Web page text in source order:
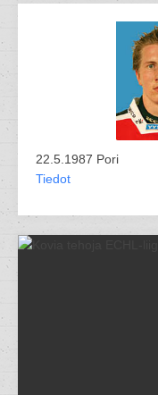
22.5.1987 Pori
Tiedot